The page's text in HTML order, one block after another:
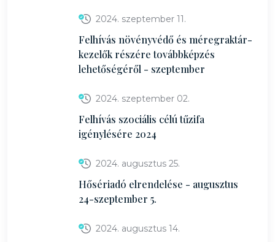
2024. szeptember 11.
Felhívás növényvédő és méregraktár-
kezelők részére továbbképzés
lehetőségéről - szeptember
2024. szeptember 02.
Felhívás szociális célú tűzifa
igénylésére 2024
2024. augusztus 25.
Hősériadó elrendelése - augusztus
24-szeptember 5.
2024. augusztus 14.